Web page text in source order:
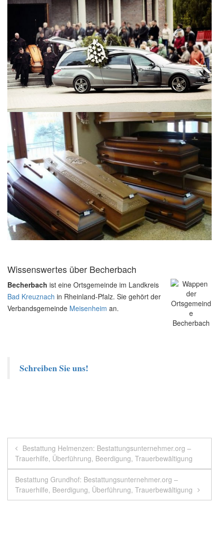
Wissenswertes über Becherbach
Becherbach ist eine Ortsgemeinde im Landkreis
Bad Kreuznach in Rheinland-Pfalz. Sie gehört der
Verbandsgemeinde Meisenheim an.
Schreiben Sie uns!
Beitragsnavigation
Bestattung Helmenzen: Bestattungsunternehmer.org –
Trauerhilfe, Überführung, Beerdigung, Trauerbewältigung
Bestattung Grundhof: Bestattungsunternehmer.org –
Trauerhilfe, Beerdigung, Überführung, Trauerbewältigung